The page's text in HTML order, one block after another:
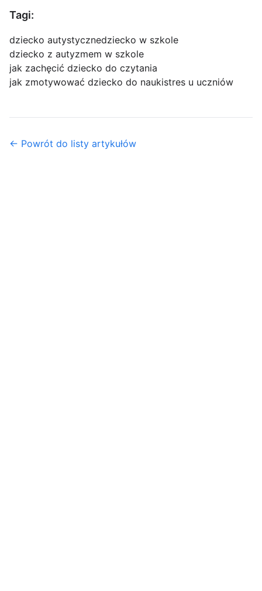
Tagi:
dziecko autystycznedziecko w szkole
dziecko z autyzmem w szkole
jak zachęcić dziecko do czytania
jak zmotywować dziecko do naukistres u uczniów
← Powrót do listy artykułów